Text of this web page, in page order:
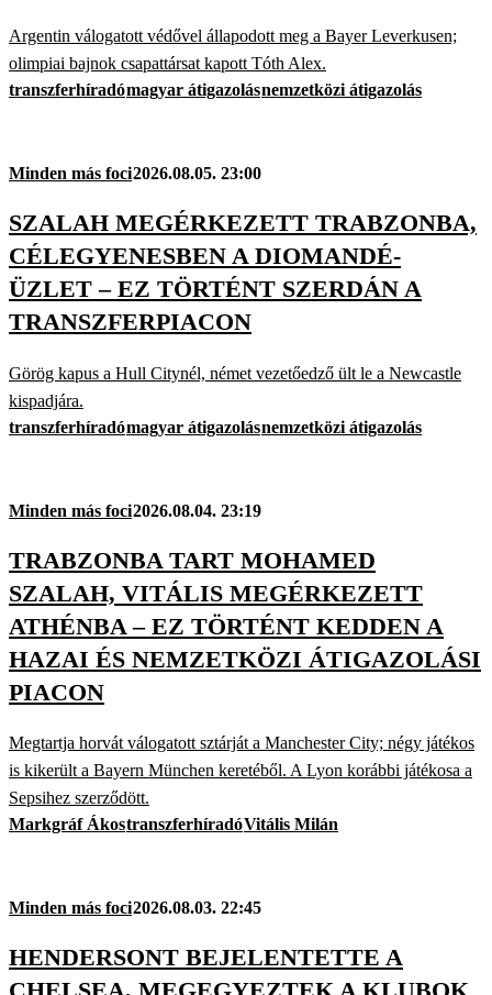
Argentin válogatott védővel állapodott meg a Bayer Leverkusen;
olimpiai bajnok csapattársat kapott Tóth Alex.
transzferhíradómagyar átigazolásnemzetközi átigazolás
Minden más foci2026.08.05. 23:00
SZALAH MEGÉRKEZETT TRABZONBA,
CÉLEGYENESBEN A DIOMANDÉ-
ÜZLET – EZ TÖRTÉNT SZERDÁN A
TRANSZFERPIACON
Görög kapus a Hull Citynél, német vezetőedző ült le a Newcastle
kispadjára.
transzferhíradómagyar átigazolásnemzetközi átigazolás
Minden más foci2026.08.04. 23:19
TRABZONBA TART MOHAMED
SZALAH, VITÁLIS MEGÉRKEZETT
ATHÉNBA – EZ TÖRTÉNT KEDDEN A
HAZAI ÉS NEMZETKÖZI ÁTIGAZOLÁSI
PIACON
Megtartja horvát válogatott sztárját a Manchester City; négy játékos
is kikerült a Bayern München keretéből. A Lyon korábbi játékosa a
Sepsihez szerződött.
Markgráf ÁkostranszferhíradóVitális Milán
Minden más foci2026.08.03. 22:45
HENDERSONT BEJELENTETTE A